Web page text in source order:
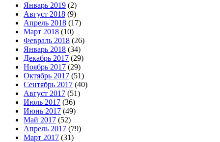
Январь 2019 (2)
Август 2018 (9)
Апрель 2018 (17)
Март 2018 (10)
Февраль 2018 (26)
Январь 2018 (34)
Декабрь 2017 (29)
Ноябрь 2017 (29)
Октябрь 2017 (51)
Сентябрь 2017 (40)
Август 2017 (51)
Июль 2017 (36)
Июнь 2017 (49)
Май 2017 (52)
Апрель 2017 (79)
Март 2017 (31)